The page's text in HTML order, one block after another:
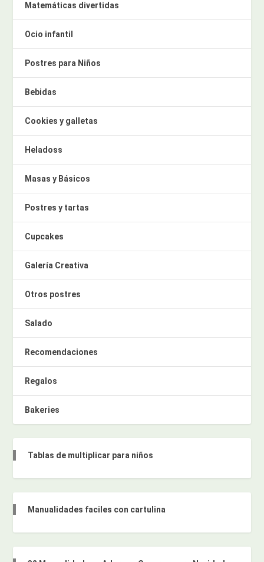
Matemáticas divertidas
Ocio infantil
Postres para Niños
Bebidas
Cookies y galletas
Heladoss
Masas y Básicos
Postres y tartas
Cupcakes
Galería Creativa
Otros postres
Salado
Recomendaciones
Regalos
Bakeries
Tablas de multiplicar para niños
Manualidades faciles con cartulina